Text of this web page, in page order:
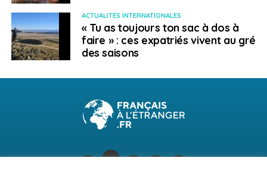
ACTUALITÉS INTERNATIONALES
« Tu as toujours ton sac à dos à
faire » : ces expatriés vivent au gré
des saisons